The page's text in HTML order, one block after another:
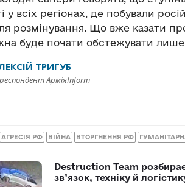
у всіх регіонах, де побували
розмінування. Що вже казати
буде почати обстежувати
ТРИГУБ
АрміяInform
АГРЕСІЯ РФ ВІЙНА ВТОРГНЕННЯ РФ
Destruction Team
зв’язок, техніку й